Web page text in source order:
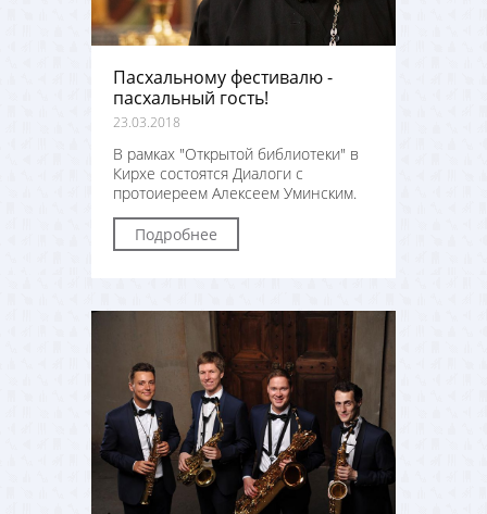
Пасхальному фестивалю -
пасхальный гость!
23.03.2018
В рамках "Открытой библиотеки" в
Кирхе состоятся Диалоги с
протоиереем Алексеем Уминским.
Подробнее